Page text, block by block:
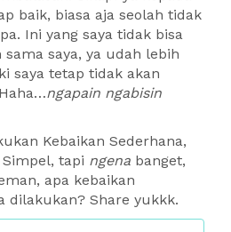
baik, biasa aja seolah tidak
Ini yang saya tidak bisa
saya, ya udah lebih
saya tetap tidak akan
ngapain ngabisin
Kebaikan Sederhana,
Simpel, tapi ngena banget,
apa kebaikan
dilakukan? Share yukkk.